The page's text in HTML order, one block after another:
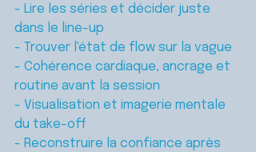
- Lire les séries et décider juste
dans le line-up
- Trouver l'état de flow sur la vague
- Cohérence cardiaque, ancrage et
routine avant la session
- Visualisation et imagerie mentale
du take-off
- Reconstruire la confiance après